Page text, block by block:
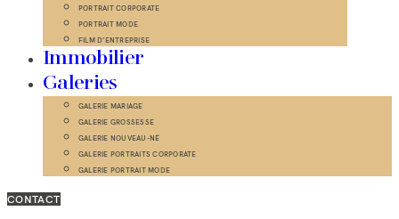
PORTRAIT CORPORATE
PORTRAIT MODE
FILM D’ENTREPRISE
Immobilier
Galeries
GALERIE MARIAGE
GALERIE GROSSESSE
GALERIE NOUVEAU-NÉ
GALERIE PORTRAITS CORPORATE
GALERIE PORTRAIT MODE
CONTACT